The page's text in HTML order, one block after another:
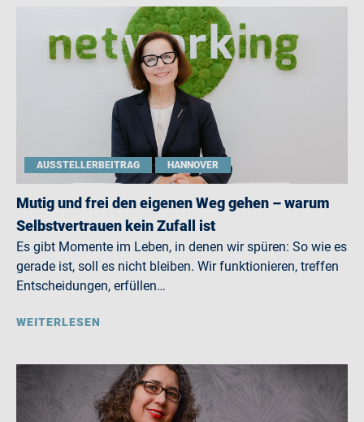
AUSSTELLERBEITRAG HANNOVER
Mutig und frei den eigenen Weg gehen – warum
Selbstvertrauen kein Zufall ist
Es gibt Momente im Leben, in denen wir spüren: So wie es
gerade ist, soll es nicht bleiben. Wir funktionieren, treffen
Entscheidungen, erfüllen…
WEITERLESEN